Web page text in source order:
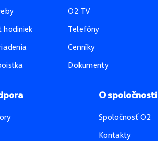
hodiniek
O2 TV
Telefóny
Cenníky
Dokumenty
O spoločnosti
Spoločnosť O2
Kontakty